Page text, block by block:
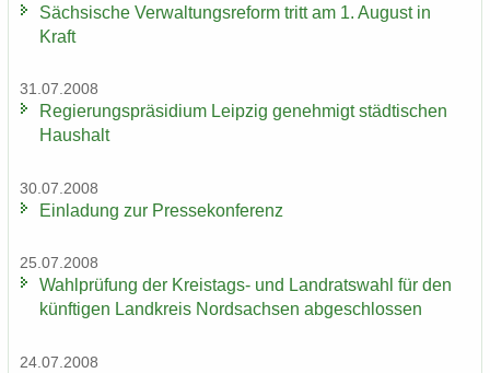
Säch­si­sche Ver­wal­tungs­re­form tritt am 1. Au­gust in
Kraft
31.07.2008
Re­gie­rungs­prä­si­di­um Leip­zig ge­neh­migt städ­ti­schen
Haus­halt
30.07.2008
Ein­la­dung zur Pres­se­kon­fe­renz
25.07.2008
Wahl­prü­fung der Kreistags-​ und Land­rats­wahl für den
künf­ti­gen Land­kreis Nord­sach­sen ab­ge­schlos­sen
24.07.2008